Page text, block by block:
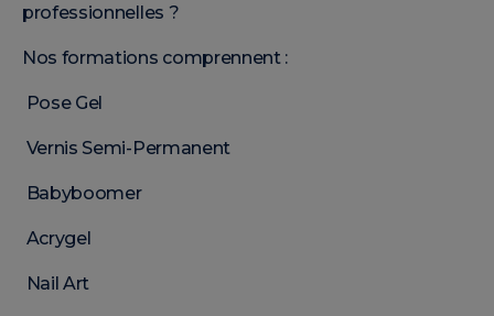
professionnelles ?
Nos formations comprennent :
Pose Gel
Vernis Semi-Permanent
Babyboomer
Acrygel
Nail Art